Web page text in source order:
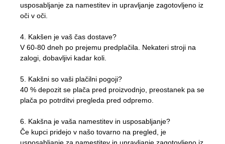
usposabljanje za namestitev in upravljanje zagotovljeno iz
oči v oči.
4. Kakšen je vaš čas dostave?
V 60-80 dneh po prejemu predplačila. Nekateri stroji na
zalogi, dobavljivi kadar koli.
5. Kakšni so vaši plačilni pogoji?
40 % depozit se plača pred proizvodnjo, preostanek pa se
plača po potrditvi pregleda pred odpremo.
6. Kakšna je vaša namestitev in usposabljanje?
Če kupci pridejo v našo tovarno na pregled, je
usposabljanje za namestitev in upravljanje zagotovljeno iz